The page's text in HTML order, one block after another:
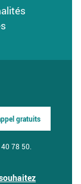
gratuits
78 50.